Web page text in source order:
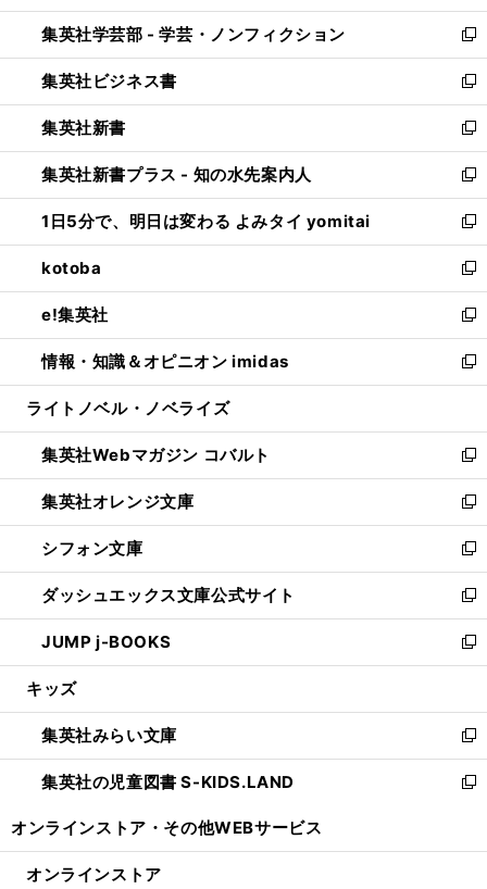
開
く
ウ
で
開
く
ン
ド
ウ
で
開
く
ウ
ィ
ン
ド
ウ
で
開
く
集英社学芸部 - 学芸・ノンフィクション
新
し
い
ウ
ィ
ン
ド
ウ
で
開
く
集英社ビジネス書
新
し
い
ウ
ィ
ン
ド
ウ
で
開
く
集英社新書
新
し
い
ウ
ィ
ン
ド
ウ
で
開
く
集英社新書プラス - 知の水先案内人
新
し
い
ウ
ィ
ン
ド
ウ
で
開
1日5分で、明日は変わる よみタイ yomitai
新
し
い
ウ
ィ
ン
ド
ウ
開
く
kotoba
新
し
い
ウ
ィ
ン
ウ
で
開
く
e!集英社
新
し
い
ウ
ン
ド
ウ
で
開
く
情報・知識＆オピニオン imidas
新
し
ウ
ィ
ン
ド
ウ
で
開
く
ライトノベル・ノベライズ
集英社Webマガジン コバルト
新
し
い
ウ
ィ
ン
ド
ウ
で
開
集英社オレンジ文庫
新
し
い
ウ
ィ
ン
ド
ウ
開
く
シフォン文庫
新
し
い
ウ
ィ
ン
ウ
で
開
く
ダッシュエックス文庫公式サイト
新
し
い
ウ
ン
ド
ウ
で
JUMP j-BOOKS
新
し
ウ
ィ
ン
ド
開
キッズ
集英社みらい文庫
新
し
い
ン
集英社の児童図書 S-KIDS.LAND
新
ウ
オンラインストア・ その他WEBサービス
オンラインストア